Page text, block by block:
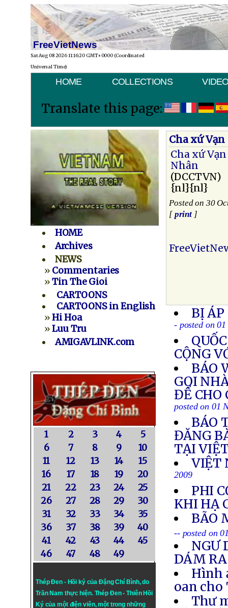
FreeVietNews
Sat Aug 08 2026 11:16:20 GMT+0000 (Coordinated
Universal Time)
HOME COLLECTIONS
Translate this page:
HOME
Archives
NEWS
» Commentaries
»Tin The Gioi
CARTOONS
CARTOONS in English
»Hi Hoa
»Luu Tru
AMIGAVLINK.com
1 2 3 4
5
6
7 8 9
10
11
12 13 14
15
16
17 18 19
20
21
22 23 24
25
26
27 28 29
30
31
32 33 34
35
36
37 38 39
40
41
42 43 44
45
46
47 48 49
Thép Đen - Hồi ký của Đặng Chí Bình, do
Trần Nam thực hiện. Thép Đen- Thiên Hồi
Ký của một điện viên, một trong những
Cha xứ
Cha xứ
Nhân
(DCCTVN)
{nl}{nl}
Posted on 30
[ print ]
BỊ
- posted on
CỘNG
BÁO
GỌI
ĐỂ CHO
posted on 01
BÁO
ĐĂNG
TẠI
VIỆT
2009
PHI
KHI HẠ
BÃO
-- posted on
NGƯ
DÁM
Hình
oan cho
Thư